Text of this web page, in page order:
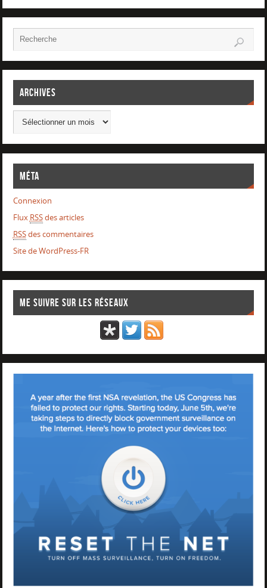
Archives
Méta
Connexion
Flux RSSdes articles
RSSdes commentaires
Site de WordPress-FR
Me suivre sur les réseaux